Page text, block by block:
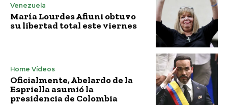
Venezuela
María Lourdes Afiuni obtuvo
su libertad total este viernes
Home Vídeos
Oficialmente, Abelardo de la
Espriella asumió la
presidencia de Colombia